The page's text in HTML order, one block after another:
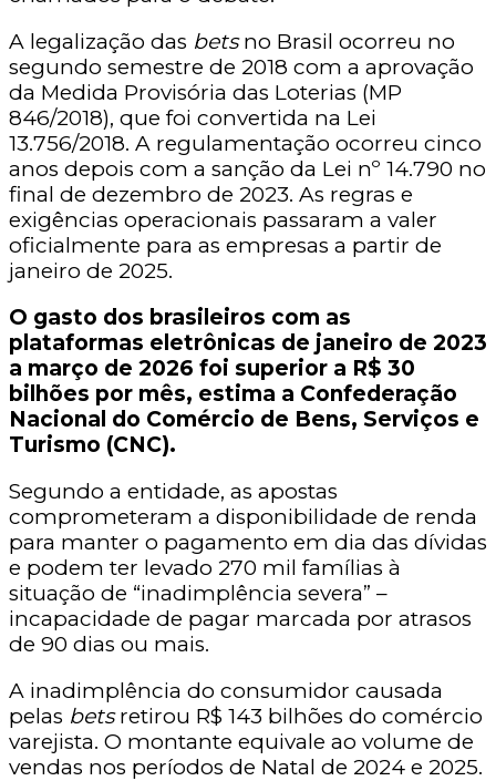
A legalização das betsno Brasil ocorreu no
segundo semestre de 2018 com a aprovação
da Medida Provisória das Loterias (MP
846/2018), que foi convertida na Lei
13.756/2018. A regulamentação ocorreu cinco
anos depois com a sanção da Lei nº 14.790 no
final de dezembro de 2023. As regras e
exigências operacionais passaram a valer
oficialmente para as empresas a partir de
janeiro de 2025.
O gasto dos brasileiros com as
plataformas eletrônicas de janeiro de 2023
a março de 2026 foi superior a R$ 30
bilhões por mês, estima a Confederação
Nacional do Comércio de Bens, Serviços e
Turismo (CNC).
Segundo a entidade, as apostas
comprometeram a disponibilidade de renda
para manter o pagamento em dia das dívidas
e podem ter levado 270 mil famílias à
situação de “inadimplência severa” –
incapacidade de pagar marcada por atrasos
de 90 dias ou mais.
A inadimplência do consumidor causada
pelas betsretirou R$ 143 bilhões do comércio
varejista. O montante equivale ao volume de
vendas nos períodos de Natal de 2024 e 2025.